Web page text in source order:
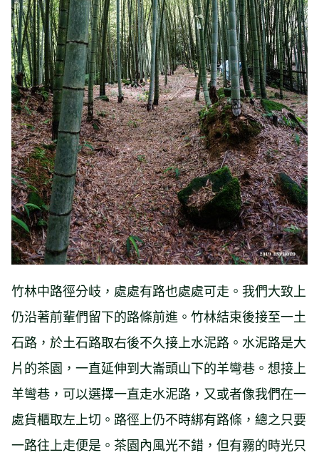
竹林中路徑分岐，處處有路也處處可走。我們大致上
仍沿著前輩們留下的路條前進。竹林結束後接至一土
石路，於土石路取右後不久接上水泥路。水泥路是大
片的茶園，一直延伸到大崙頭山下的羊彎巷。想接上
羊彎巷，可以選擇一直走水泥路，又或者像我們在一
處貨櫃取左上切。路徑上仍不時綁有路條，總之只要
一路往上走便是。茶園內風光不錯，但有霧的時光只